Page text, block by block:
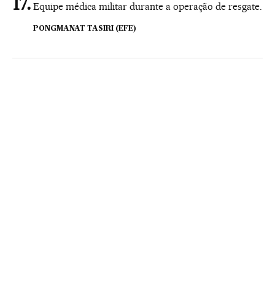
Equipe médica militar durante a operação de resgate.
PONGMANAT TASIRI (EFE)